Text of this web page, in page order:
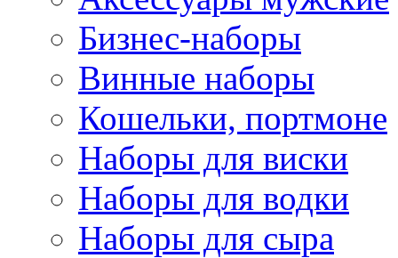
Бизнес-наборы
Винные наборы
Кошельки, портмоне
Наборы для виски
Наборы для водки
Наборы для сыра